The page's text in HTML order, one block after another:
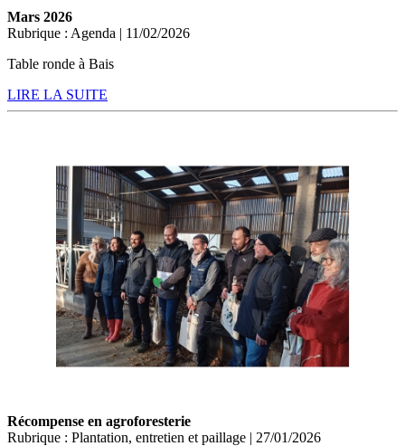
Mars 2026
Rubrique : Agenda | 11/02/2026
Table ronde à Bais
LIRE LA SUITE
Récompense en agroforesterie
Rubrique : Plantation, entretien et paillage | 27/01/2026